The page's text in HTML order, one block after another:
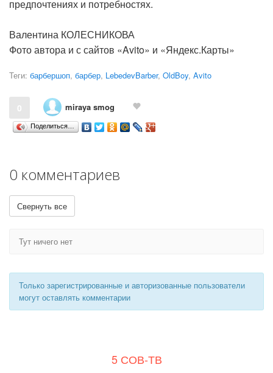
предпочтениях и потребностях.
Валентина КОЛЕСНИКОВА
Фото автора и с сайтов «Avito» и «Яндекс.Карты»
Теги: барбершоп, барбер, LebedevBarber, OldBoy, Avito
0 miraya smog
Поделиться…
0 комментариев
Свернуть все
Тут ничего нет
Только зарегистрированные и авторизованные пользователи
могут оставлять комментарии
5 СОВ-ТВ